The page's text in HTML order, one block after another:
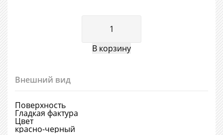
Внешний вид
Поверхность
Гладкая фактура
Цвет
красно-черный